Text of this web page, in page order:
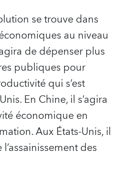
se trouve dans
au niveau
de dépenser plus
publiques pour
qui s’est
En Chine, il s’agira
économique en
Aux États-Unis, il
des